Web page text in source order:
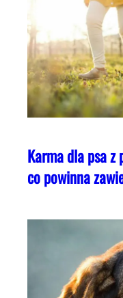
Karma dla psa
co powinna